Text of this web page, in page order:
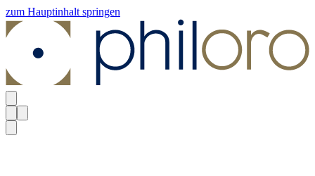
zum Hauptinhalt springen